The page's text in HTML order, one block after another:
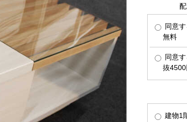
同意
無料
同意
抜
建物1